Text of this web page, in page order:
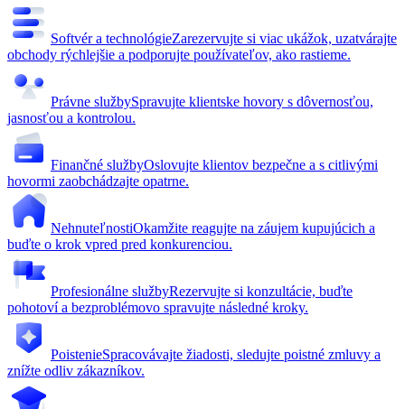
Softvér a technológieZarezervujte si viac ukážok, uzatvárajte
obchody rýchlejšie a podporujte používateľov, ako rastieme.
Právne službySpravujte klientske hovory s dôvernosťou,
jasnosťou a kontrolou.
Finančné službyOslovujte klientov bezpečne a s citlivými
hovormi zaobchádzajte opatrne.
NehnuteľnostiOkamžite reagujte na záujem kupujúcich a
buďte o krok vpred pred konkurenciou.
Profesionálne službyRezervujte si konzultácie, buďte
pohotoví a bezproblémovo spravujte následné kroky.
PoistenieSpracovávajte žiadosti, sledujte poistné zmluvy a
znížte odliv zákazníkov.